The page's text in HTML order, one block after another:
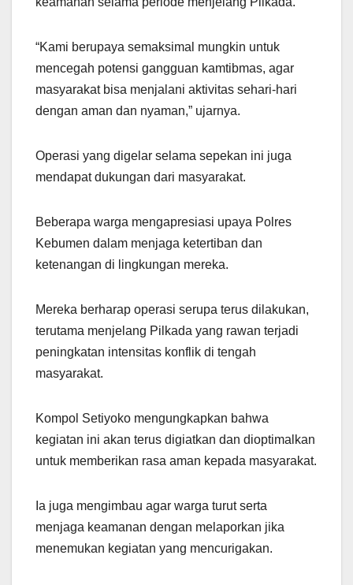
“Kami berupaya semaksimal mungkin untuk
mencegah potensi gangguan kamtibmas, agar
masyarakat bisa menjalani aktivitas sehari-hari
dengan aman dan nyaman,” ujarnya.
Operasi yang digelar selama sepekan ini juga
mendapat dukungan dari masyarakat.
Beberapa warga mengapresiasi upaya Polres
Kebumen dalam menjaga ketertiban dan
ketenangan di lingkungan mereka.
Mereka berharap operasi serupa terus dilakukan,
terutama menjelang Pilkada yang rawan terjadi
peningkatan intensitas konflik di tengah
masyarakat.
Kompol Setiyoko mengungkapkan bahwa
kegiatan ini akan terus digiatkan dan dioptimalkan
untuk memberikan rasa aman kepada masyarakat.
Ia juga mengimbau agar warga turut serta
menjaga keamanan dengan melaporkan jika
menemukan kegiatan yang mencurigakan.